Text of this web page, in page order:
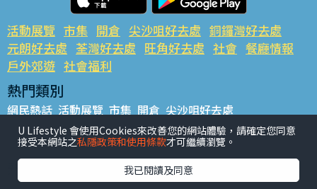
活動展覽 市集 開倉 尖沙咀好去處 銅鑼灣好去處
元朗好去處 荃灣好去處 旺角好去處 社會 餐廳情報
戶外郊遊 社會福利
熱門類別
網民熱話 活動展覽 市集 開倉 尖沙咀好去處
銅鑼灣好去處 元朗好去處 荃灣好去處 旺角好去處 社會
餐廳情報 戶外郊遊
熱門標籤
U Lifestyle 會使用Cookies來改善您的網站體驗，請確定您同意
接受本網站之私隱政策和使用條款才可繼續瀏覽。
我已閱讀及同意